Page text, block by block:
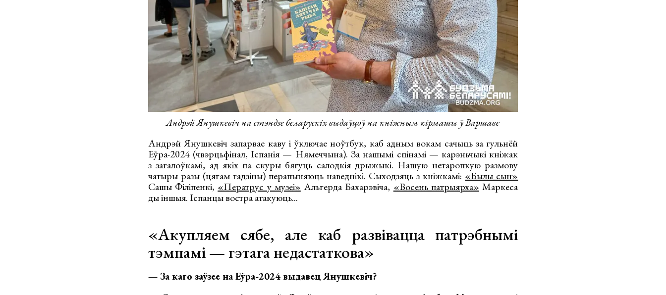
Андрэй Янушкевіч на стэндзе беларускіх выдаўцоў на кніжным кірмашы ў Варшаве
Андрэй Янушкевіч запарвае каву і ўключае ноўтбук, каб адным вокам сачыць за гульнёй
Еўра-2024 (чвэрцьфінал, Іспанія — Нямеччына). За нашымі спінамі — карэньчыкі кніжак
з загалоўкамі, ад якіх па скуры бягуць салодкія дрыжыкі. Нашую нетаропкую размову
чатыры разы (цягам гадзіны) перапыняюць наведнікі. Сыходзяць з кніжкамі: «Былы сын»
Сашы Філіпенкі, «Ператрус у музеі» Альгерда Бахарэвіча, «Восень патрыярха» Маркеса
ды іншыя. Іспанцы востра атакуюць...
«Акупляем сябе, але каб развівацца патрэбнымі
тэмпамі — гэтага недастаткова»
— За каго заўзее на Еўра-2024 выдавец Янушкевіч?